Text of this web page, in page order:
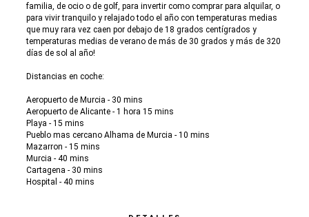
familia, de ocio o de golf, para invertir como comprar para alquilar, o
para vivir tranquilo y relajado todo el año con temperaturas medias
que muy rara vez caen por debajo de 18 grados centígrados y
temperaturas medias de verano de más de 30 grados y más de 320
días de sol al año!
Distancias en coche:
Aeropuerto de Murcia - 30 mins
Aeropuerto de Alicante - 1 hora 15 mins
Playa - 15 mins
Pueblo mas cercano Alhama de Murcia - 10 mins
Mazarron - 15 mins
Murcia - 40 mins
Cartagena - 30 mins
Hospital - 40 mins